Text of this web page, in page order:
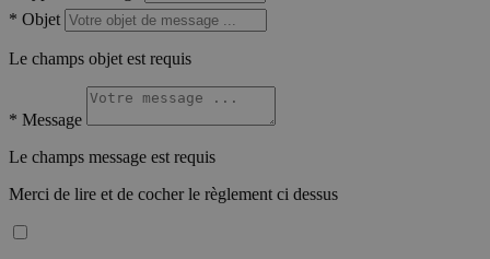
* Objet
Le champs objet est requis
* Message
Le champs message est requis
Merci de lire et de cocher le règlement ci dessus